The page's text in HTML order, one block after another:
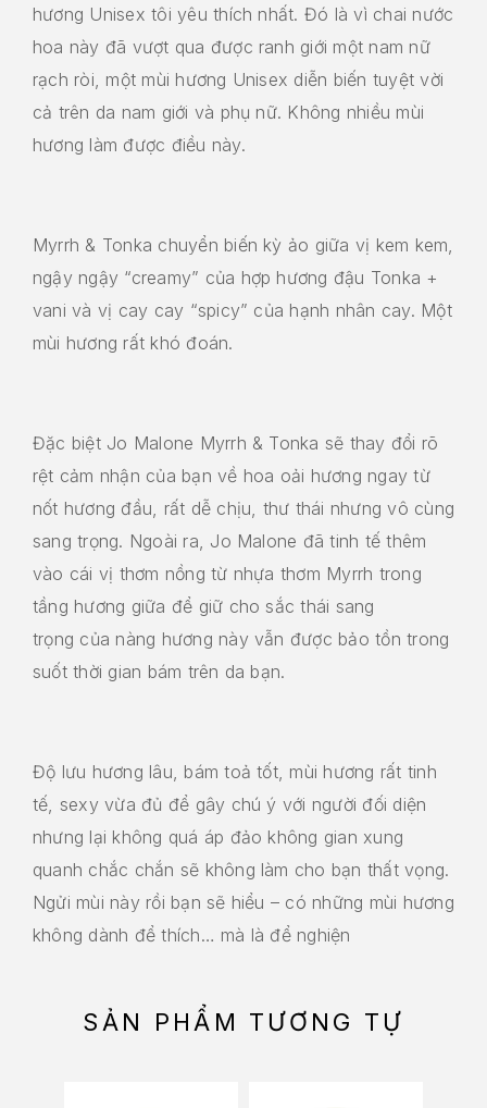
hương Unisex tôi yêu thích nhất. Đó là vì chai nước
hoa này đã vượt qua được ranh giới một nam nữ
rạch ròi, một mùi hương Unisex diễn biến tuyệt vời
cả trên da nam giới và phụ nữ. Không nhiều mùi
hương làm được điều này.
Myrrh & Tonka chuyển biến kỳ ảo giữa vị kem kem,
ngậy ngậy “creamy” của hợp hương đậu Tonka +
vani và vị cay cay “spicy” của hạnh nhân cay. Một
mùi hương rất khó đoán.
Đặc biệt Jo Malone Myrrh & Tonka sẽ thay đổi rõ
rệt cảm nhận của bạn về hoa oải hương ngay từ
nốt hương đầu, rất dễ chịu, thư thái nhưng vô cùng
sang trọng. Ngoài ra, Jo Malone đã tinh tế thêm
vào cái vị thơm nồng từ nhựa thơm Myrrh trong
tầng hương giữa để giữ cho sắc thái sang
trọng của nàng hương này vẫn được bảo tồn trong
suốt thời gian bám trên da bạn.
Độ lưu hương lâu, bám toả tốt, mùi hương rất tinh
tế, sexy vừa đủ để gây chú ý với người đối diện
nhưng lại không quá áp đảo không gian xung
quanh chắc chắn sẽ không làm cho bạn thất vọng.
Ngửi mùi này rồi bạn sẽ hiểu – có những mùi hương
không dành để thích… mà là để nghiện
SẢN PHẨM TƯƠNG TỰ